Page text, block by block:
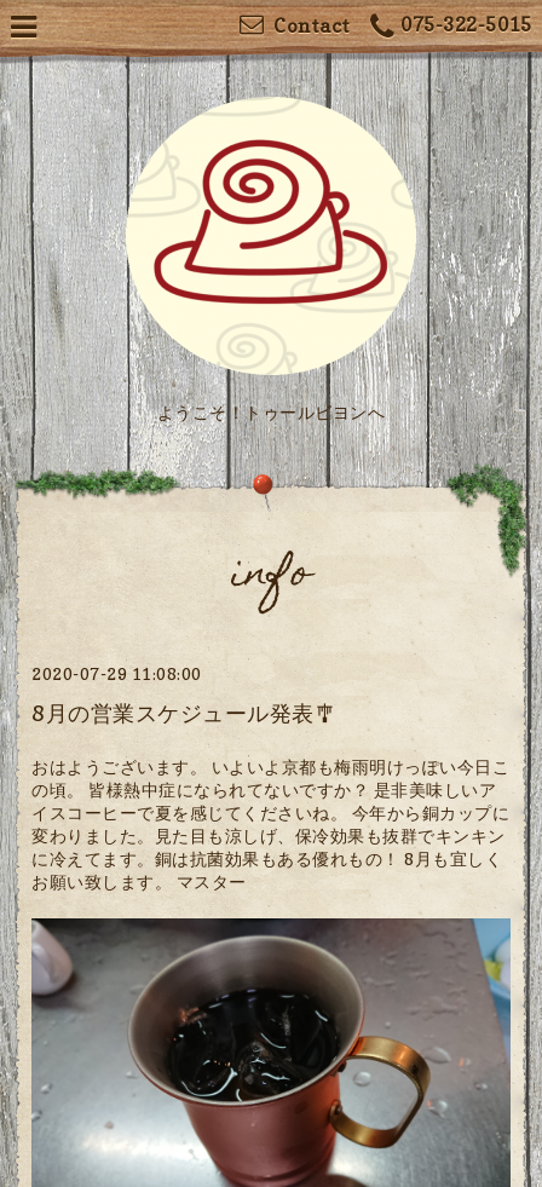
075-322-5015
Contact
ようこそ！トゥールビヨンへ
info
2020-07-29 11:08:00
8月の営業スケジュール発表🎐
おはようございます。 いよいよ京都も梅雨明けっぽい今日こ
の頃。 皆様熱中症になられてないですか？ 是非美味しいア
イスコーヒーで夏を感じてくださいね。 今年から銅カップに
変わりました。見た目も涼しげ、保冷効果も抜群でキンキン
に冷えてます。銅は抗菌効果もある優れもの！ 8月も宜しく
お願い致します。 マスター